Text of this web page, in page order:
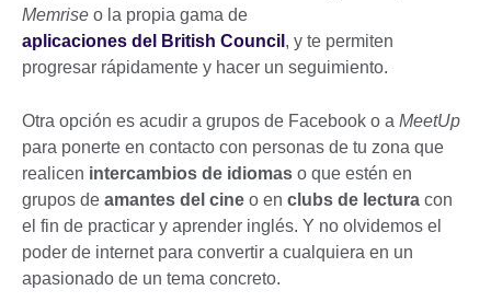
Memrise o la propia gama de
aplicaciones del British Council , y te permiten
progresar rápidamente y hacer un seguimiento.
Otra opción es acudir a grupos de Facebook o a MeetUp
para ponerte en contacto con personas de tu zona que
realicen intercambios de idiomas o que estén en
grupos de amantes del cine o en clubs de lectura con
el fin de practicar y aprender inglés. Y no olvidemos el
poder de internet para convertir a cualquiera en un
apasionado de un tema concreto.